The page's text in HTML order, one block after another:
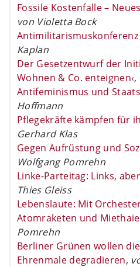
Fossile Kostenfalle –
von Violetta Bock
Antimilitarismuskonferenz
Kaplan
Der Gesetzentwurf der
Wohnen & Co. enteignen‹,
Antifeminismus und
Hoffmann
Pflegekräfte kämpfen für
Gerhard Klas
Gegen Aufrüstung und
Wolfgang Pomrehn
Linke-Parteitag: Links,
Thies Gleiss
Lebenslaute: Mit
Atomraketen und Miethaie
Pomrehn
Berliner Grünen wollen
Ehrenmale degradieren,